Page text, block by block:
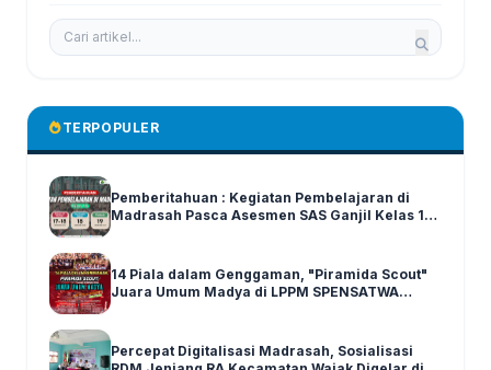
TERPOPULER
Pemberitahuan : Kegiatan Pembelajaran di
Madrasah Pasca Asesmen SAS Ganjil Kelas 1-6
14 Piala dalam Genggaman, "Piramida Scout"
Juara Umum Madya di LPPM SPENSATWA
Percepat Digitalisasi Madrasah, Sosialisasi